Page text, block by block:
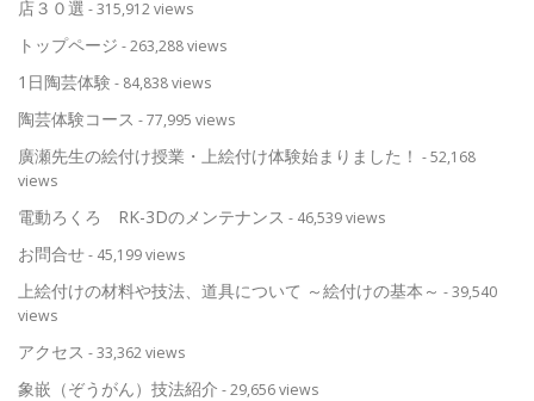
店３０選 - 315,912 views
トップページ - 263,288 views
1日陶芸体験 - 84,838 views
陶芸体験コース - 77,995 views
廣瀬先生の絵付け授業・上絵付け体験始まりました！ - 52,168
views
電動ろくろ RK-3Dのメンテナンス - 46,539 views
お問合せ- 45,199 views
上絵付けの材料や技法、道具について ～絵付けの基本～ - 39,540
views
アクセス - 33,362 views
象嵌（ぞうがん）技法紹介 - 29,656 views